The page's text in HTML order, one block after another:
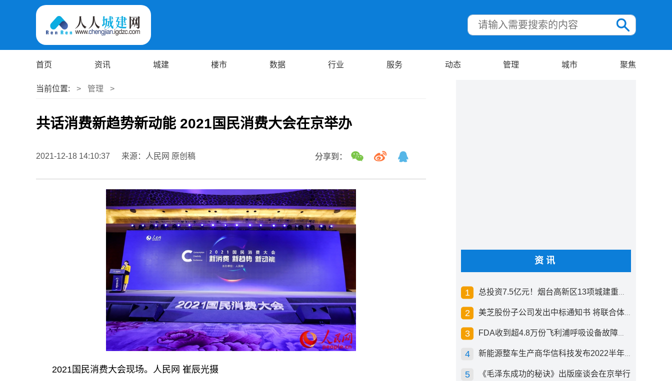
首页 资讯 城建 楼市 数据 行业 服务 动态 管理 城市 聚焦
当前位置: > 管理 >
共话消费新趋势新动能 2021国民消费大会在京举办
2021-12-18 14:10:37 来源：人民网 原创稿 分享到：
2021国民消费大会现场。人民网 崔辰光摄
资讯
总投资7.5亿元！烟台高新区13项城建重点工程开工
美芝股份子公司发出中标通知书 将联合体中标1.36亿元总承包项目
FDA收到超4.8万份飞利浦呼吸设备故障报告 其中44份死亡案例
新能源整车生产商华信科技发布2022半年度报告 同比下滑2.92%
《毛泽东成功的秘诀》出版座谈会在京举行